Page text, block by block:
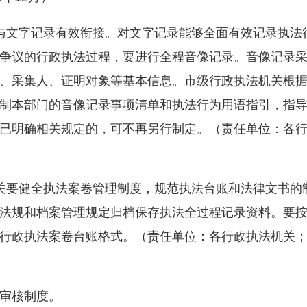
记录有效衔接。对文字记录能够全面有效记录执法
议的行政执法过程，要进行全程音像记录。音像记录
采集人、证明对象等基本信息。市级行政执法机关根
本部门的音像记录事项清单和执法行为用语指引，指
明确相关规定的，可不再另行制定。（责任单位：各
全执法案卷管理制度，规范执法台账和法律文书的
规和档案管理规定归档保存执法全过程记录资料。要
政执法案卷台账格式。（责任单位：各行政执法机关
制度。